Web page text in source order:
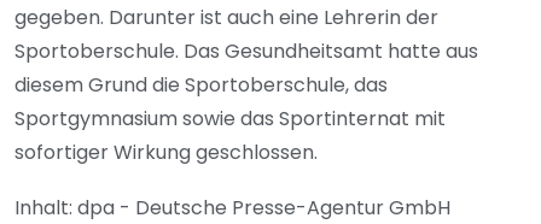
gegeben. Darunter ist auch eine Lehrerin der
Sportoberschule. Das Gesundheitsamt hatte aus
diesem Grund die Sportoberschule, das
Sportgymnasium sowie das Sportinternat mit
sofortiger Wirkung geschlossen.
Inhalt: dpa - Deutsche Presse-Agentur GmbH